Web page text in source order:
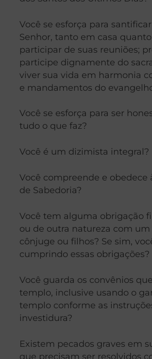
Você se esforça para
Senhor, tanto em casa
participar de suas reuniões;
participe dignamente do
viver sua vida em harmonia
e mandamentos do
Você se esforça para ser
tudo o que faz?
Você é um dizimista integral?
Você compreende e obedece
de Sabedoria?
Você tem alguma obrigação
ou de outra natureza com um
cônjuge ou filhos? Se sim,
cumprindo essas obrigações?
Você guarda os convênios
templo, inclusive usando o
templo conforme as
investidura?
Existem pecados graves em
que precisam ser resolvidos